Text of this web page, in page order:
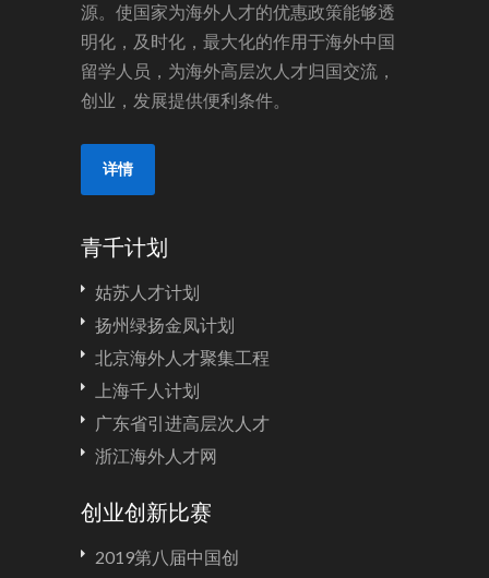
源。使国家为海外人才的优惠政策能够透
明化，及时化，最大化的作用于海外中国
留学人员，为海外高层次人才归国交流，
创业，发展提供便利条件。
详情
青千计划
姑苏人才计划
扬州绿扬金凤计划
北京海外人才聚集工程
上海千人计划
广东省引进高层次人才
浙江海外人才网
创业创新比赛
2019第八届中国创